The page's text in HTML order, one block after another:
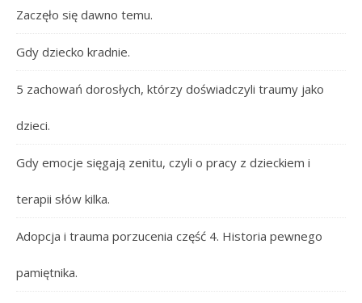
Zaczęło się dawno temu.
Gdy dziecko kradnie.
5 zachowań dorosłych, którzy doświadczyli traumy jako
dzieci.
Gdy emocje sięgają zenitu, czyli o pracy z dzieckiem i
terapii słów kilka.
Adopcja i trauma porzucenia część 4. Historia pewnego
pamiętnika.